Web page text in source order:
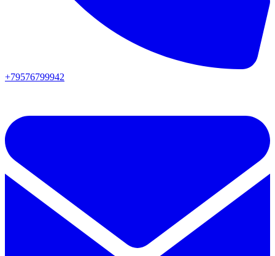
+79576799942